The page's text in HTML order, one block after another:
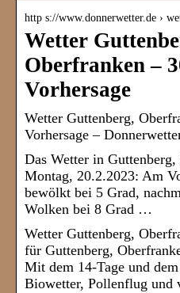
http s://www.donnerwetter.de ›
Wetter
Oberfranken –
Vorhersage
Wetter Guttenberg,
Vorhersage –
Das Wetter in
Montag, 20.2.2023: Am
bewölkt bei 5 Grad,
Wolken bei 8 Grad …
Wetter Guttenberg,
für Guttenberg,
Mit dem 14-Tage und
Biowetter, Pollenflug und